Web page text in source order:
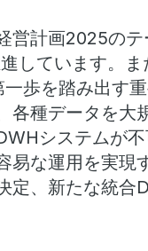
営計画2025の
しています。
歩を踏み出す
各種データを
システムが
易な運用を実
定、新たな統